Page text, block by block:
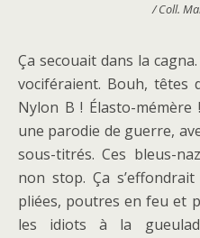
/ Coll.
Ça secouait dans la
vociféraient. Bouh, têtes
Nylon B ! Élasto-mémère
une parodie de guerre,
sous-titrés. Ces bleus-
non stop. Ça
pliées, poutres en feu et
les idiots à la